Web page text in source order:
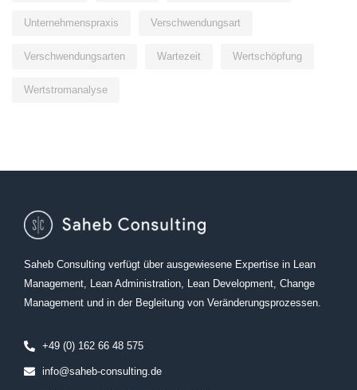
Unternehmenspraxis Verschwendungsart
Verschwendungsarten Wartezeit Wertschöpfung
Wertstromanalyse
Saheb Consulting verfügt über ausgewiesene Expertise in Lean
Management, Lean Administration, Lean Development, Change
Management und in der Begleitung von Veränderungsprozessen.
+49 (0) 162 66 48 575
info@saheb-consulting.de